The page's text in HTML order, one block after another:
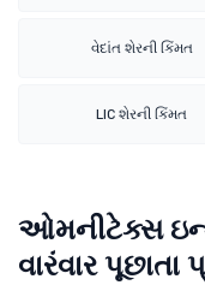
વેદાંત શેરની કિંમત
LIC શેરની કિંમત
ઓમનીટેક્સ
વારંવાર પૂછાતા